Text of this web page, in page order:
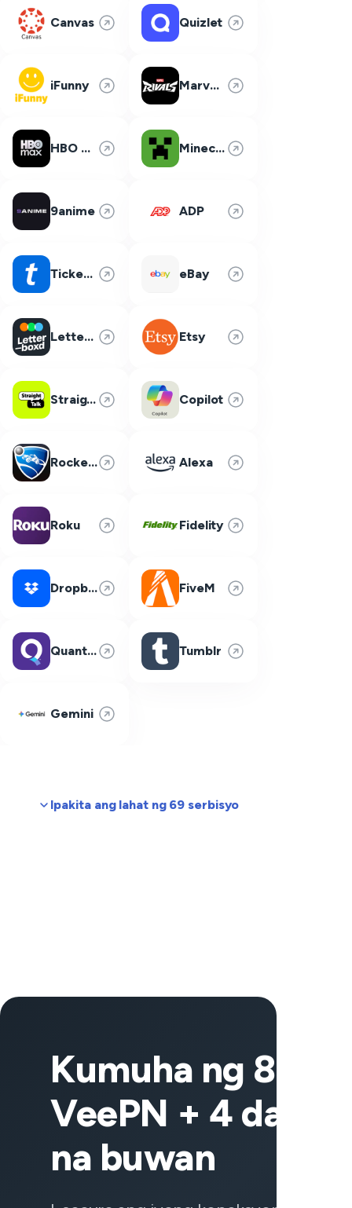
Canvas Quizlet
iFunny Marvel Rivals
HBO Max Minecraft
9anime ADP
Ticketmaster eBay
Letterboxd Etsy
Straight Talk Copilot
Rocket League Alexa
Roku Fidelity
Dropbox FiveM
Quantum Fiber Tumblr
Gemini
Ipakita ang lahat ng 69 serbisyo
Kumuha ng 83%
VeePN + 4
na buwan